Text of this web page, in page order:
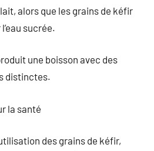
alors que les grains de kéfir
sucrée.
une boisson avec des
distinctes.
la santé
des grains de kéfir,